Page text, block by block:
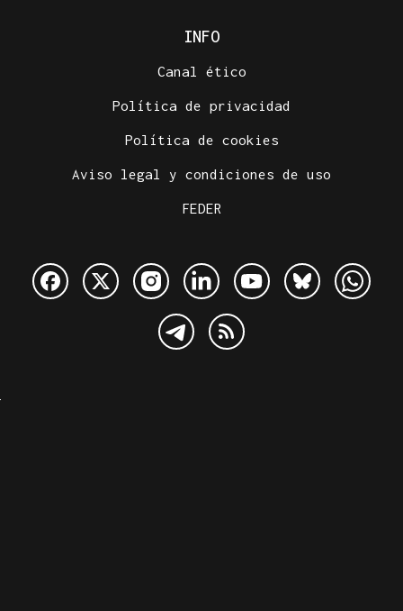
INFO
Canal ético
Política de privacidad
Política de cookies
Aviso legal y condiciones de uso
FEDER